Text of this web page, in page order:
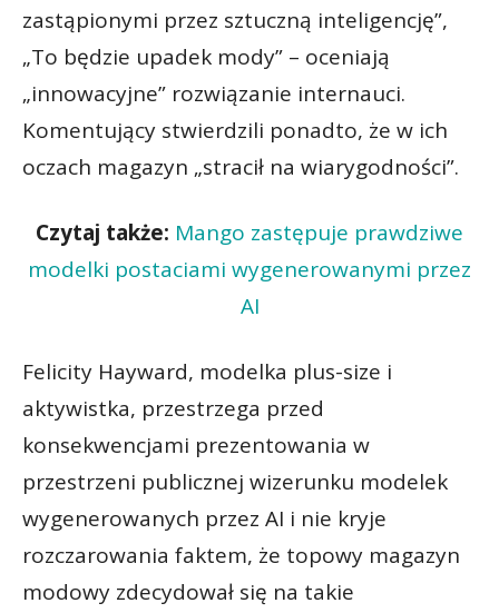
zastąpionymi przez sztuczną inteligencję”,
„To będzie upadek mody” – oceniają
„innowacyjne” rozwiązanie internauci.
Komentujący stwierdzili ponadto, że w ich
oczach magazyn „stracił na wiarygodności”.
Czytaj także: Mango zastępuje prawdziwe
modelki postaciami wygenerowanymi przez
AI
Felicity Hayward, modelka plus-size i
aktywistka, przestrzega przed
konsekwencjami prezentowania w
przestrzeni publicznej wizerunku modelek
wygenerowanych przez AI i nie kryje
rozczarowania faktem, że topowy magazyn
modowy zdecydował się na takie